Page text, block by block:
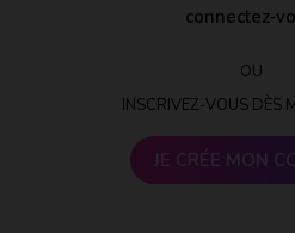
connectez-
OU
INSCRIVEZ-VOUS DÈS
JE CRÉE MON